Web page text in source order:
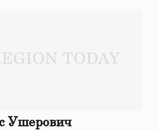
Ушерович